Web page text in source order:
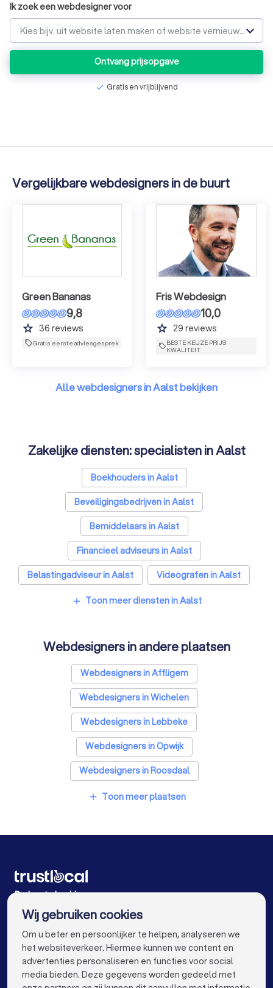
Ik zoek een webdesigner voor
Kies bijv. uit website laten maken of website vernieuwen
Ontvang prijsopgave
check Gratis en vrijblijvend
Vergelijkbare webdesigners in de buurt
Green Bananas
9,8
grade 36 reviews
Gratis eerste adviesgesprek
Fris Webdesign
10,0
grade 29 reviews
BESTE KEUZE PRIJS
KWALITEIT
Alle webdesigners in Aalst bekijken
Zakelijke diensten: specialisten in Aalst
Boekhouders in Aalst
Beveiligingsbedrijven in Aalst
Bemiddelaars in Aalst
Financieel adviseurs in Aalst
Belastingadviseur in Aalst
Videografen in Aalst
add Toon meer diensten in Aalst
Webdesigners in andere plaatsen
Webdesigners in Affligem
Webdesigners in Wichelen
Webdesigners in Lebbeke
Webdesigners in Opwijk
Webdesigners in Roosdaal
Webdesigners in Dendermonde
Webdesigners in Dilbeek
Webdesigners in Antwerpen
Webdesigners in Gent
Webdesigners in Brugge
Webdesigners in Leuven
Webdesigners in Mechelen
add Toon meer plaatsen
De beste bedrijven voor u
Wij gebruiken cookies
Om u beter en persoonlijker te helpen, analyseren we
het websiteverkeer. Hiermee kunnen we content en
advertenties personaliseren en functies voor social
media bieden. Deze gegevens worden gedeeld met